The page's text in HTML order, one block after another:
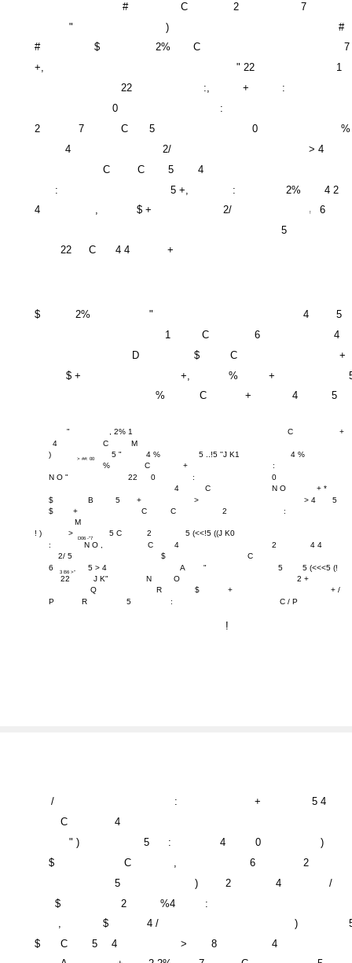
#
C 2
7
"
)
#
#
$ 2% C
7
+,
" 22
1
22
:, +
:
0
:
2
7 C 5 0
%
4
2/
> 4
C
C 5
4
:
5 +, : 2%
4 2
4
$ + 2/ !
6
5
22
C 4 4 +
$ 2% " 4
5
1
C 6
4
D
$ C
+
$ +
+, % +
%
C + 4 5
" , 2% 1 C
+
4
C
M
)
> ##: 00
5 " 4 % 5 ..!5 ''J K1
4 %
%
C +
:
N O "
22 0 :
0
4
C N O
+ *
$
B 5 + > > 4
5
$
+ C C 2
:
M
! )
>
D06 -"7
5 C 2
5 (<<!5 ((J K0
:
N O , C 4 2
4 4
2/ 5
$
C
6
3 B6 >" 5 > 4 A " 5
5 (<<<5 (!
22
J K" N O
2 +
Q
R $ +
+ /
P
R 5 : C / P
!
/ : +
5 4
C
4
" )
5 : 4 0
)
$
C 6
2
5
) 2 4
/
$
2 %4
:
$ 4 / )
$
C 5 4 > 8
4